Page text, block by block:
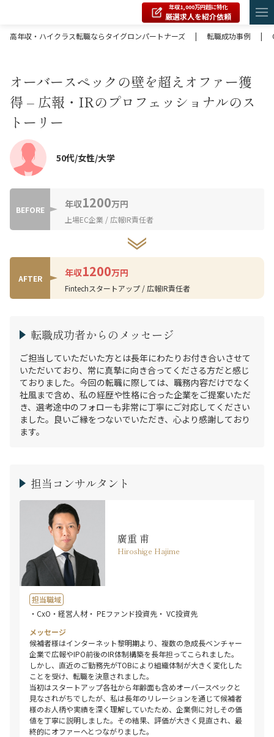
年収1,000万円超に特化
厳選求人を紹介依頼
高年収・ハイクラス転職ならタイグロンパートナーズ
| 転職成功事例 |
オーバースペックの壁を超えオファー獲
得 – 広報・IRのプロフェッショナルのス
トーリー
50代/女性/大学
BEFORE 年収1200万円
上場EC企業 / 広報IR責任者
AFTER 年収1200万円
Fintechスタートアップ / 広報IR責任者
転職成功者からのメッセージ
ご担当していただいた方とは長年にわたりお付き合いさせて
いただいており、常に真摯に向き合ってくださる方だと感じ
ておりました。今回の転職に際しては、職務内容だけでなく
社風まで含め、私の経歴や性格に合った企業をご提案いただ
き、選考途中のフォローも非常に丁寧にご対応してください
ました。良いご縁をつないでいただき、心より感謝しており
ます。
担当コンサルタント
廣重 甫
Hiroshige Hajime
担当職域
・CxO・経営人材・ PEファンド投資先 ・ VC投資先
メッセージ
候補者様はインターネット黎明期より、複数の急成長ベンチャー
企業で広報やIPO前後のIR体制構築を長年担ってこられました。
しかし、直近のご勤務先がTOBにより組織体制が大きく変化した
ことを受け、転職を決意されました。
当初はスタートアップ各社から年齢面も含めオーバースペックと
見なされがちでしたが、私は長年のリレーションを通じて候補者
様のお人柄や実績を深く理解していたため、企業側に対しその価
値を丁寧に説明しました。その結果、評価が大きく見直され、最
終的にオファーへとつながりました。